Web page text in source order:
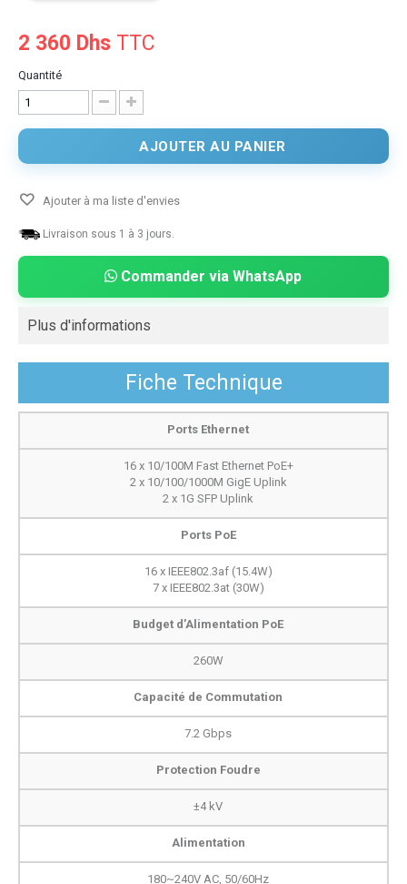
2 360 Dhs TTC
Quantité
AJOUTER AU PANIER
Ajouter à ma liste d'envies
Livraison sous 1 à 3 jours.
Commander via WhatsApp
Plus d'informations
Fiche Technique
Ports Ethernet
16 x 10/100M Fast Ethernet PoE+
2 x 10/100/1000M GigE Uplink
2 x 1G SFP Uplink
Ports PoE
16 x IEEE802.3af (15.4W)
7 x IEEE802.3at (30W)
Budget d’Alimentation PoE
260W
Capacité de Commutation
7.2 Gbps
Protection Foudre
±4 kV
Alimentation
180~240V AC, 50/60Hz